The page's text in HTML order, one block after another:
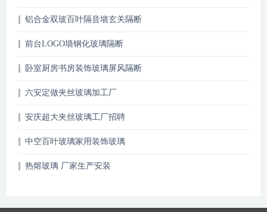
铝合金双玻百叶隔音墙玄关隔断
前台LOGO墙钢化玻璃隔断
卧室厨房书房装饰玻璃屏风隔断
六安定做夹丝玻璃加工厂
安庆超大夹丝玻璃工厂招聘
中空百叶玻璃家用装饰玻璃
热熔玻璃 厂家生产安装